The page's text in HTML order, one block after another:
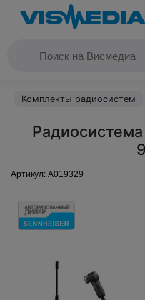
Комплекты радиосистем
Артикул: A019329